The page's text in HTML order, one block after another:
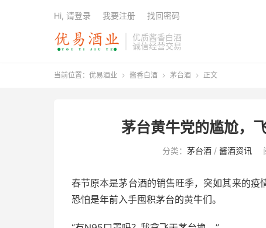
优质酱香白酒
诚信经营交易
Hi, 请登录 我要注册 找回密码
当前位置： 优易酒业  酱香白酒  茅台酒  正文
茅台黄牛党的尴尬，
分类： 茅台酒 / 酱酒资讯
春节原本是茅台酒的销售旺季，突如其来的疫
恐怕是年前入手囤积茅台的黄牛们。